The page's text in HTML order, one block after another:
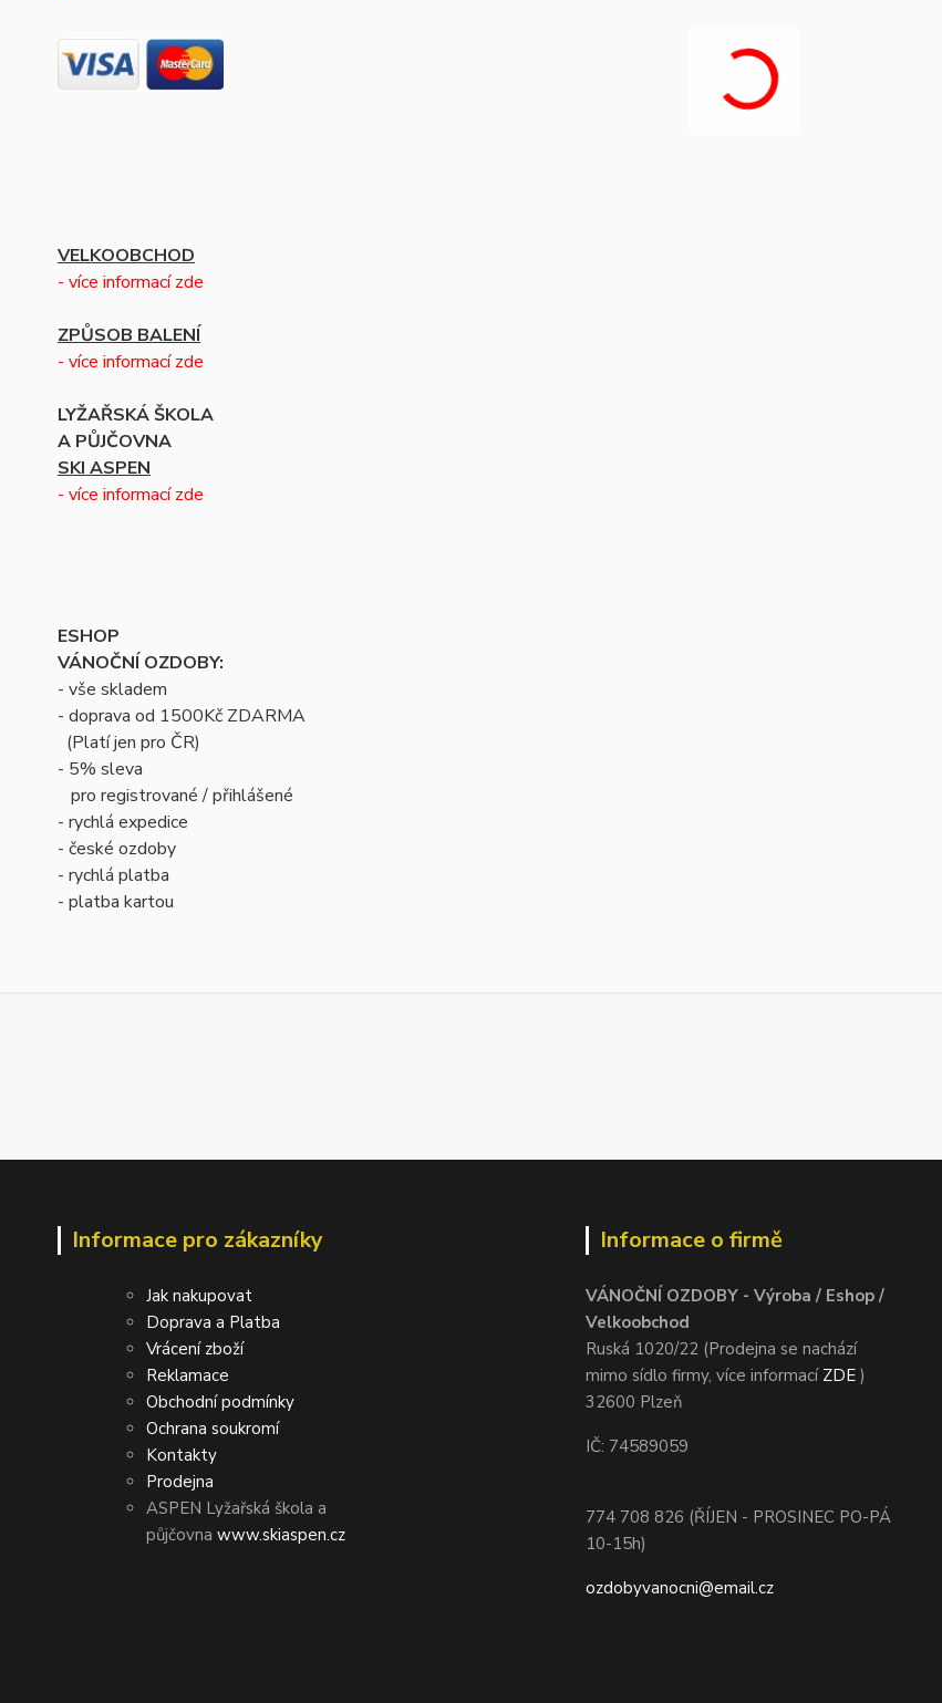
VELKOOBCHOD
- více informací zde
ZPŮSOB BALENÍ
- více informací zde
LYŽAŘSKÁ ŠKOLA
A PŮJČOVNA
SKI ASPEN
- více informací zde
ESHOP
VÁNOČNÍ OZDOBY:
- vše skladem
- doprava od 1500Kč ZDARMA
(Platí jen pro ČR)
- 5% sleva
pro registrované / přihlášené
- rychlá expedice
- české ozdoby
- rychlá platba
- platba kartou
Informace pro zákazníky
Jak nakupovat
Doprava a Platba
Vrácení zboží
Reklamace
Obchodní podmínky
Ochrana soukromí
Kontakty
Prodejna
ASPEN Lyžařská škola a
půjčovna www.skiaspen.cz
Informace o firmě
VÁNOČNÍ OZDOBY - Výroba / Eshop /
Velkoobchod
Ruská 1020/22 (Prodejna se nachází
mimo sídlo firmy, více informací ZDE )
32600 Plzeň
IČ: 74589059
774 708 826 (ŘÍJEN - PROSINEC PO-PÁ
10-15h)
ozdobyvanocni@email.cz